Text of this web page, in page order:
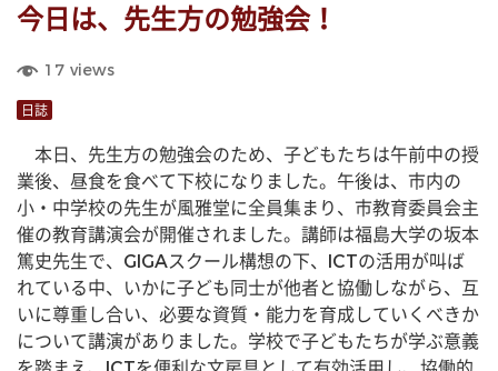
今日は、先生方の勉強会！
17 views
日誌
本日、先生方の勉強会のため、子どもたちは午前中の授
業後、昼食を食べて下校になりました。午後は、市内の
小・中学校の先生が風雅堂に全員集まり、市教育委員会主
催の教育講演会が開催されました。講師は福島大学の坂本
篤史先生で、GIGAスクール構想の下、ICTの活用が叫ば
れている中、いかに子ども同士が他者と協働しながら、互
いに尊重し合い、必要な資質・能力を育成していくべきか
について講演がありました。学校で子どもたちが学ぶ意義